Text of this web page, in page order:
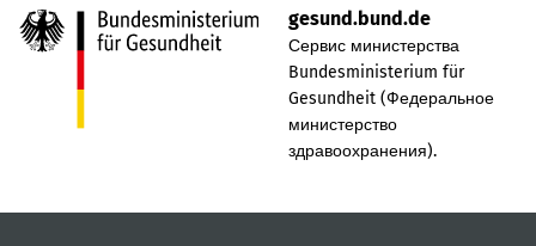
gesund.bund.de
Сервис министерства
Bundesministerium für
Gesundheit (Федеральное
министерство
здравоохранения).